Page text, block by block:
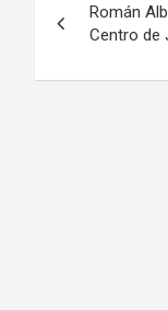
de
Román
Centro de